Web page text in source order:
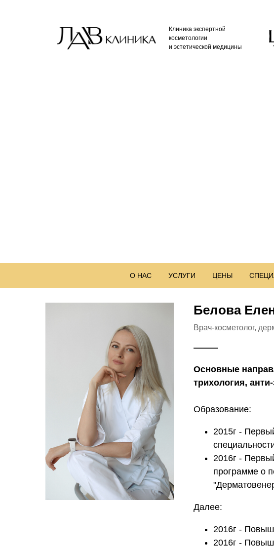
Клиника экспертной
косметологии
и эстетической медицины
О НАС УСЛУГИ ЦЕНЫ
Белова
Врач-косметолог,
Основные
трихология,
Образование:
2015г -
2016г -
программе о
Далее:
2016г -
2016г -